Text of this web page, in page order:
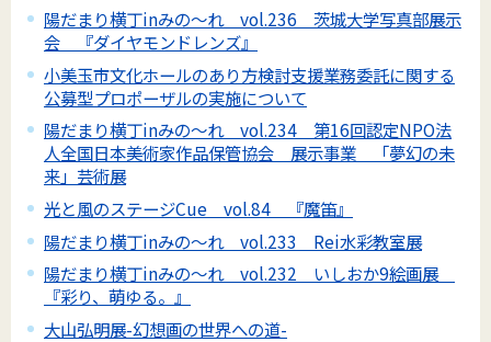
陽だまり横丁inみの～れ vol.236 茨城大学写真部展示
会 『ダイヤモンドレンズ』
小美玉市文化ホールのあり方検討支援業務委託に関する
公募型プロポーザルの実施について
陽だまり横丁inみの～れ vol.234 第16回認定NPO法
人全国日本美術家作品保管協会 展示事業 「夢幻の未
来」芸術展
光と風のステージCue vol.84 『魔笛』
陽だまり横丁inみの～れ vol.233 Rei水彩教室展
陽だまり横丁inみの～れ vol.232 いしおか9絵画展
『彩り、萌ゆる。』
大山弘明展-幻想画の世界への道-